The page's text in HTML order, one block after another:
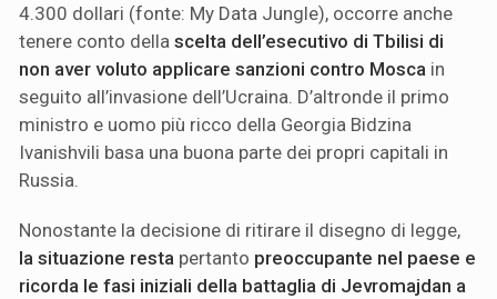
4.300 dollari (fonte: My Data Jungle), occorre anche
tenere conto della scelta dell’esecutivo di Tbilisi di
non aver voluto applicare sanzioni contro Mosca in
seguito all’invasione dell’Ucraina. D’altronde il primo
ministro e uomo più ricco della Georgia Bidzina
Ivanishvili basa una buona parte dei propri capitali in
Russia.
Nonostante la decisione di ritirare il disegno di legge,
la situazione resta pertanto preoccupante nel paese e
ricorda le fasi iniziali della battaglia di Jevromajdan a